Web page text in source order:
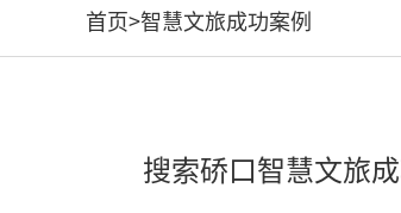
首页>智慧文旅成功案例
搜索硚口智慧文旅